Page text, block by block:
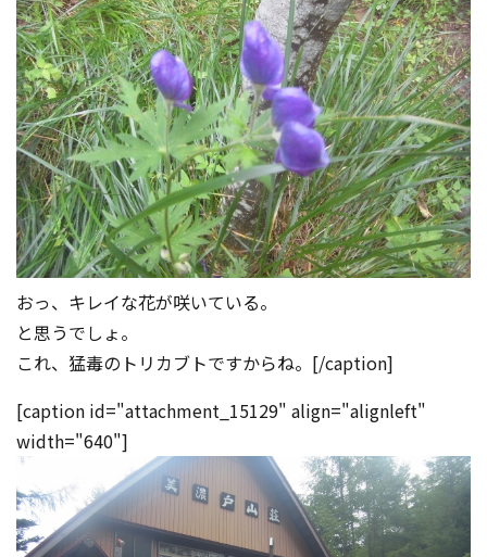
おっ、キレイな花が咲いている。
と思うでしょ。
これ、猛毒のトリカブトですからね。[/caption]
[caption id="attachment_15129" align="alignleft"
width="640"]